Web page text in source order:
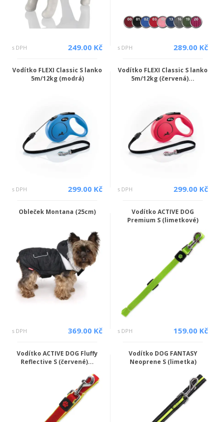
s DPH 249.00 Kč s DPH 289.00 Kč
Vodítko FLEXI Classic S lanko
5m/12kg (modrá)
s DPH 299.00 Kč
Vodítko FLEXI Classic S lanko
5m/12kg (červená)...
s DPH 299.00 Kč
Obleček Montana (25cm)
s DPH 369.00 Kč
Vodítko ACTIVE DOG
Premium S (limetkové)
s DPH 159.00 Kč
Vodítko ACTIVE DOG Fluffy
Reflective S (červené)...
Vodítko DOG FANTASY
Neoprene S (limetka)